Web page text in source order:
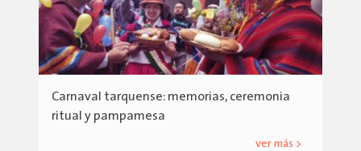
Carnaval tarquense: memorias, ceremonia
ritual y pampamesa
ver más >